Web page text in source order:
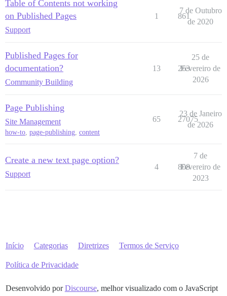
Table of Contents not working
on Published Pages
Support
1 861
7 de Outubro
de 2020
Published Pages for
documentation?
Community Building
13 263
25 de
Fevereiro de
2026
Page Publishing
Site Management
how-to, page-publishing, content
65 27075
23 de Janeiro
de 2026
Create a new text page option?
Support
4 808
7 de
Fevereiro de
2023
Início Categorias Diretrizes Termos de Serviço
Política de Privacidade
Desenvolvido porDiscourse, melhor visualizado com o JavaScript